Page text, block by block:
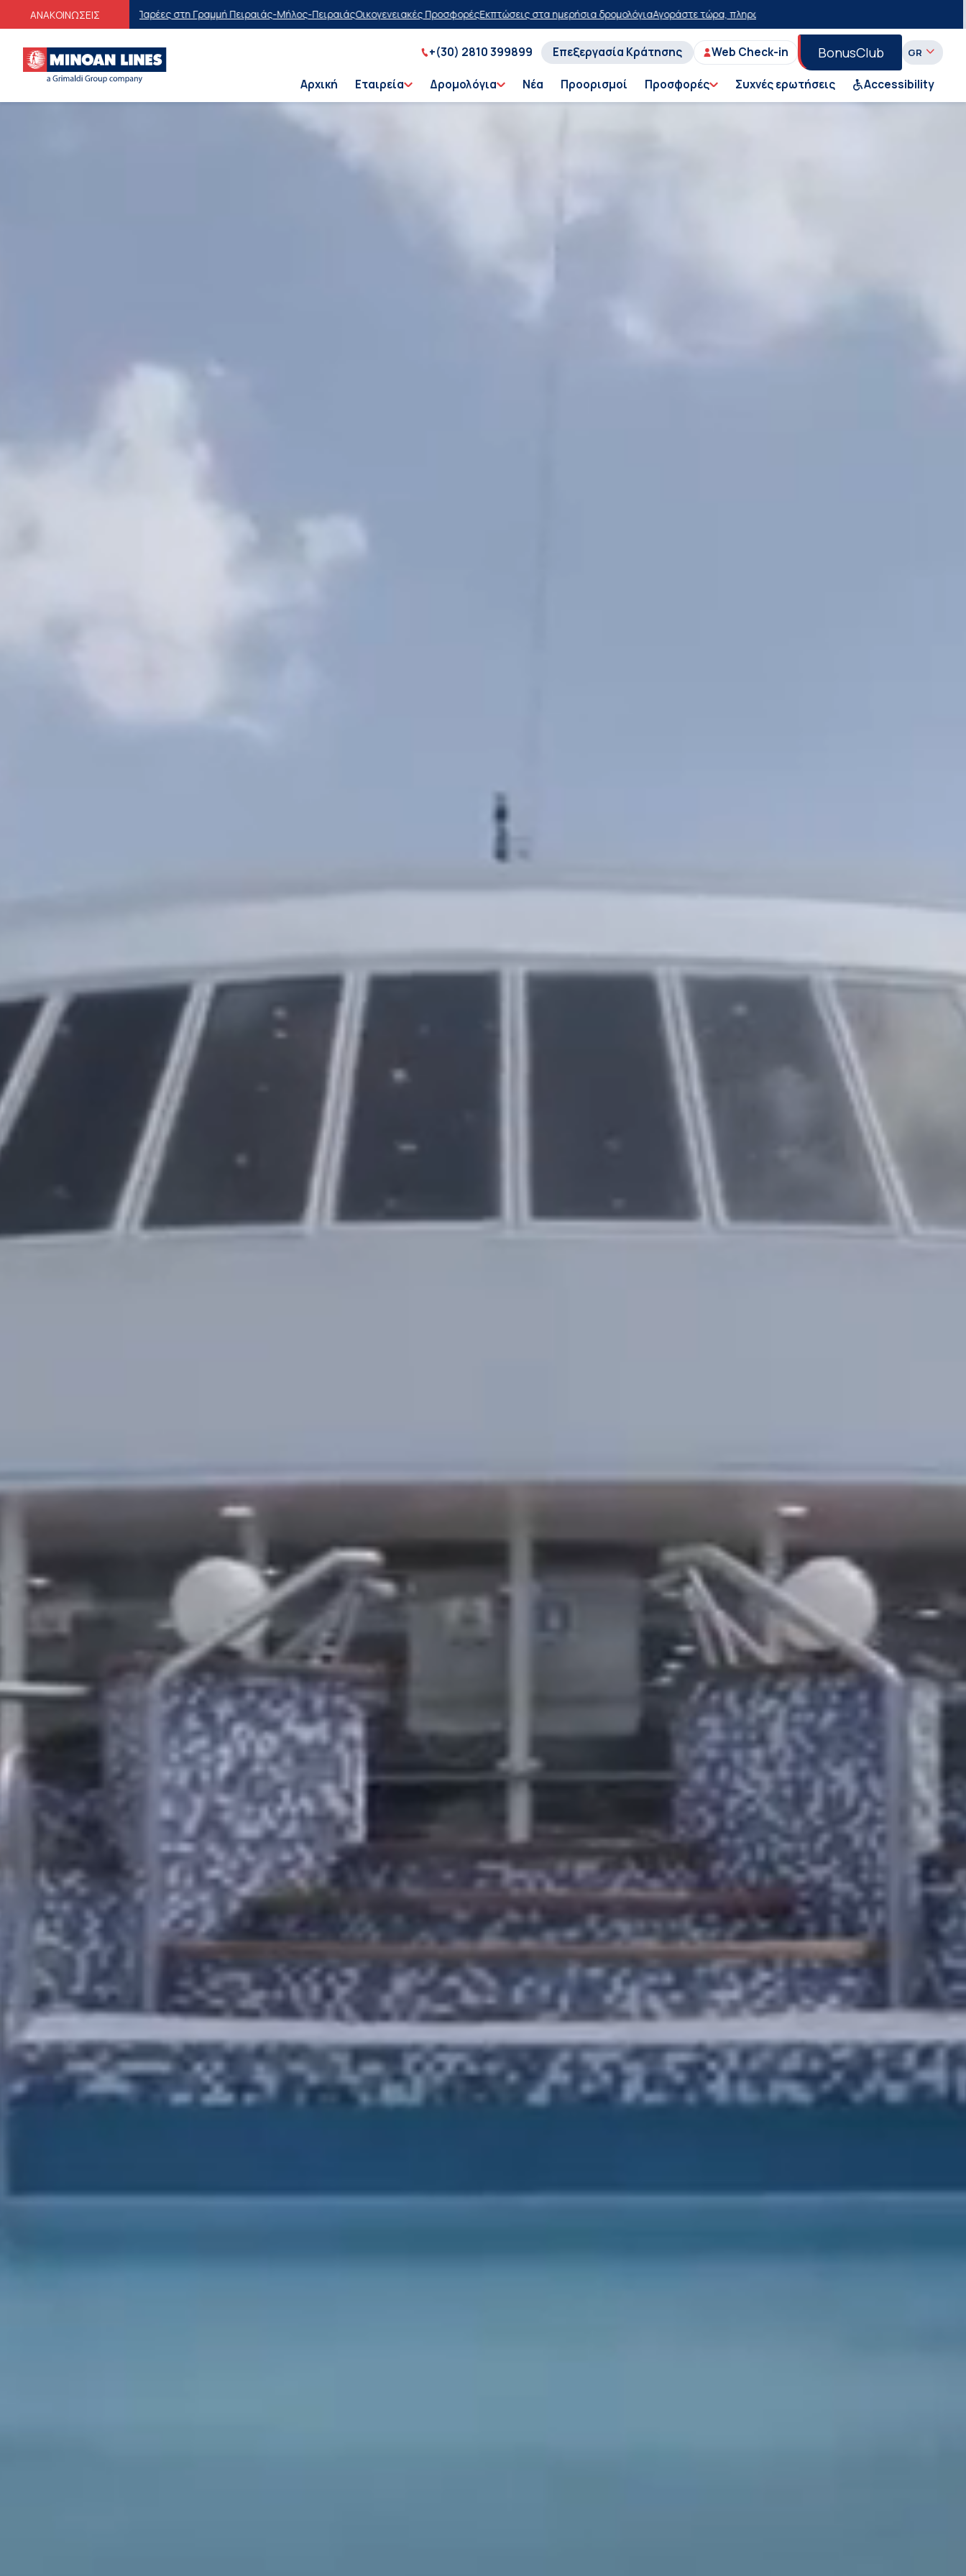
ΑΝΑΚΟΙΝΩΣΕΙΣ
στη Γραμμή Πειραιάς-Μήλος-ΠειραιάςΟικογενειακές ΠροσφορέςΕκπτώσεις στα ημερήσια δρομολόγιαΑγοράστε τώρα, πληρώστε αργότερα με έκπτωση 15 ευρώ!
+(30) 2810 399899 Επεξεργασία Κράτησης Web Check-in BonusClub
Αρχική Εταιρεία Δρομολόγια Νέα Προορισμοί Προσφορές Συχνές ερωτήσεις Accessibility